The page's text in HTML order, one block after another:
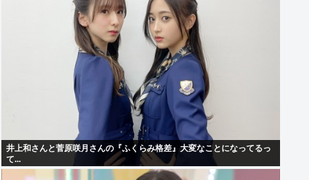
井上和さんと菅原咲月さんの『ふくらみ格差』大変なことになってるっ
て...